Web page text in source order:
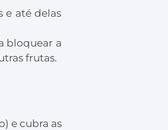
e até delas
bloquear a
frutas.
e cubra as